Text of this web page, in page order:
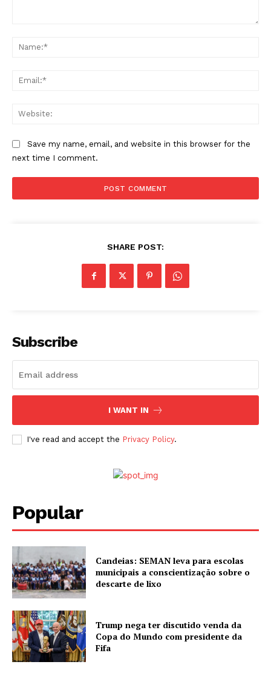
Save my name, email, and website in this browser for the
next time I comment.
SHARE POST:
Subscribe
I WANT IN
I've read and accept the Privacy Policy.
Popular
Candeias: SEMAN leva para escolas
municipais a conscientização sobre o
descarte de lixo
Trump nega ter discutido venda da
Copa do Mundo com presidente da
Fifa